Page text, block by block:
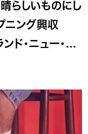
晴らしいものにし
ニング興収
ド・ニュー・デ